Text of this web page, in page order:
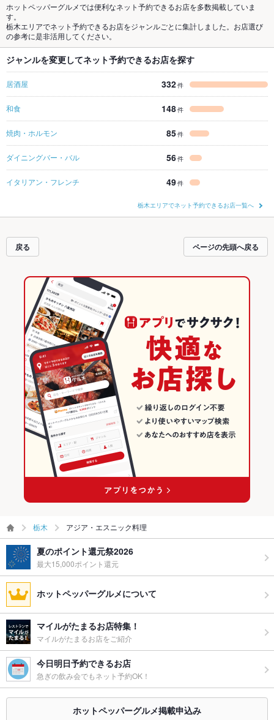
ホットペッパーグルメでは便利なネット予約できるお店を多数掲載していま
す。
栃木エリアでネット予約できるお店をジャンルごとに集計しました。お店選び
の参考に是非活用してください。
ジャンルを変更してネット予約できるお店を探す
居酒屋 332件
和食 148件
焼肉・ホルモン 85件
ダイニングバー・バル 56件
イタリアン・フレンチ 49件
栃木エリアでネット予約できるお店一覧へ
戻る ページの先頭へ戻る
栃木 アジア・エスニック料理
夏のポイント還元祭2026
最大15,000ポイント還元
ホットペッパーグルメについて
マイルがたまるお店特集！
マイルがたまるお店をご紹介
今日明日予約できるお店
急ぎの飲み会でもネット予約OK！
ホットペッパーグルメ掲載申込み